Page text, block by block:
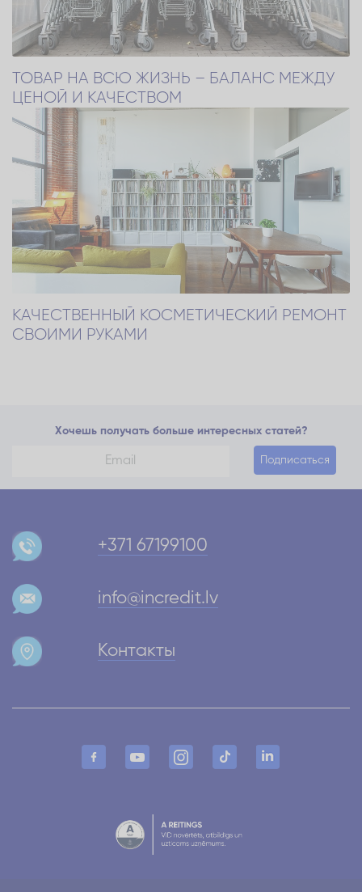
ТОВАР НА ВСЮ ЖИЗНЬ – БАЛАНС МЕЖДУ
ЦЕНОЙ И КАЧЕСТВОМ
КАЧЕСТВЕННЫЙ КОСМЕТИЧЕСКИЙ РЕМОНТ
СВОИМИ РУКАМИ
Хочешь получать больше интересных статей?
Подписаться
+371 67199100
info@incredit.lv
Контакты